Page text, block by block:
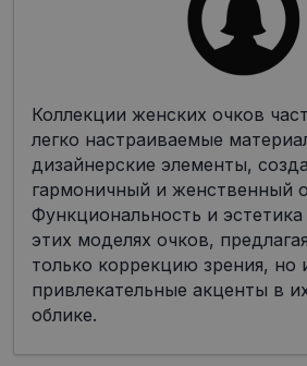
Коллекции женских очков
легко настраиваемые
дизайнерские элементы,
гармоничный и женственный
Функциональность и
этих моделях очков,
только коррекцию зрения, но
привлекательные акценты в
облике.